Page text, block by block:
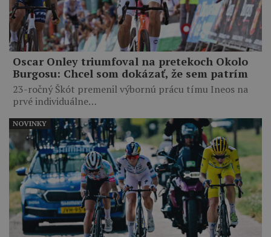
Oscar Onley triumfoval na pretekoch Okolo
Burgosu: Chcel som dokázať, že sem patrím
23-ročný Škót premenil výbornú prácu tímu Ineos na
prvé individuálne…
NOVINKY